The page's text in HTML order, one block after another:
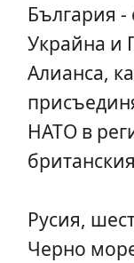
България
Украйна и
Алианса,
НАТО в
Русия,
Черно